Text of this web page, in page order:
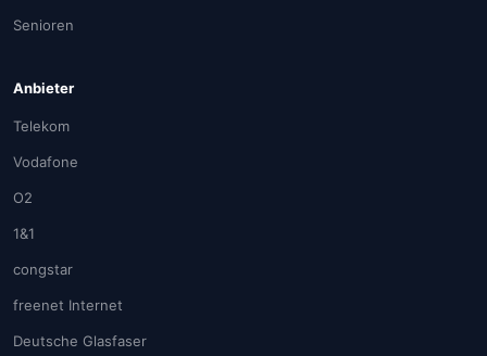
Senioren
Anbieter
Telekom
Vodafone
O2
1&1
congstar
freenet Internet
Deutsche Glasfaser